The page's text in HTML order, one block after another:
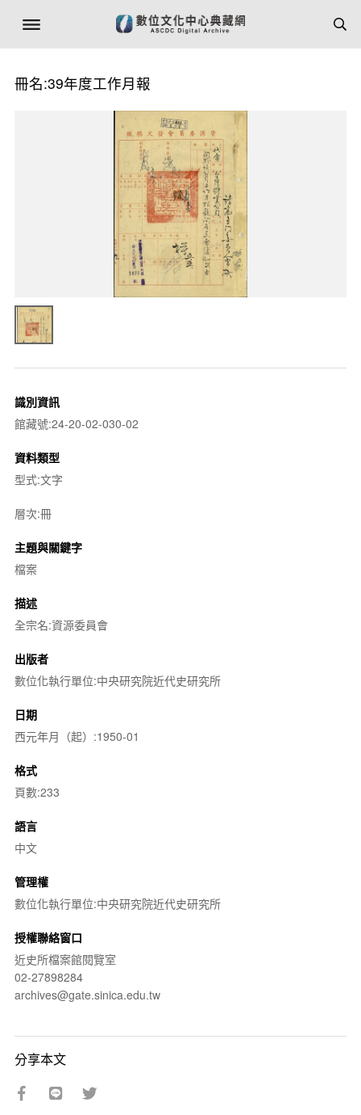
冊名:39年度工作月報
識別資訊
館藏號:24-20-02-030-02
資料類型
型式:文字
層次:冊
主題與關鍵字
檔案
描述
全宗名:資源委員會
出版者
數位化執行單位:中央研究院近代史研究所
日期
西元年月（起）:1950-01
格式
頁數:233
語言
中文
管理權
數位化執行單位:中央研究院近代史研究所
授權聯絡窗口
近史所檔案館閱覽室
02-27898284
archives@gate.sinica.edu.tw
分享本文